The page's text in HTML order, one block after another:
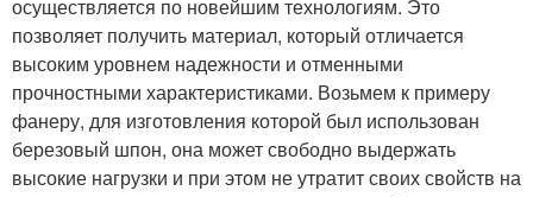
осуществляется по новейшим технологиям. Это
позволяет получить материал, который отличается
высоким уровнем надежности и отменными
прочностными характеристиками. Возьмем к примеру
фанеру, для изготовления которой был использован
березовый шпон, она может свободно выдержать
высокие нагрузки и при этом не утратит своих свойств на